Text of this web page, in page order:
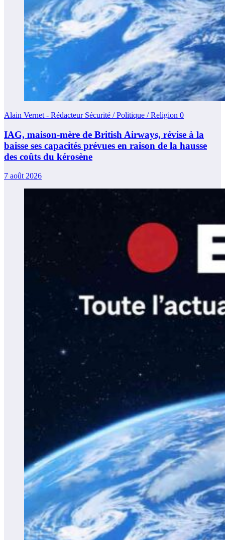
Alain Vernet - Rédacteur Sécurité / Politique / Religion 0
IAG, maison-mère de British Airways, révise à la
baisse ses capacités prévues en raison de la hausse
des coûts du kérosène
7 août 2026